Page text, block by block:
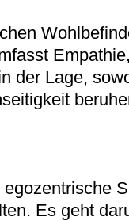
der Lage,
Es geht